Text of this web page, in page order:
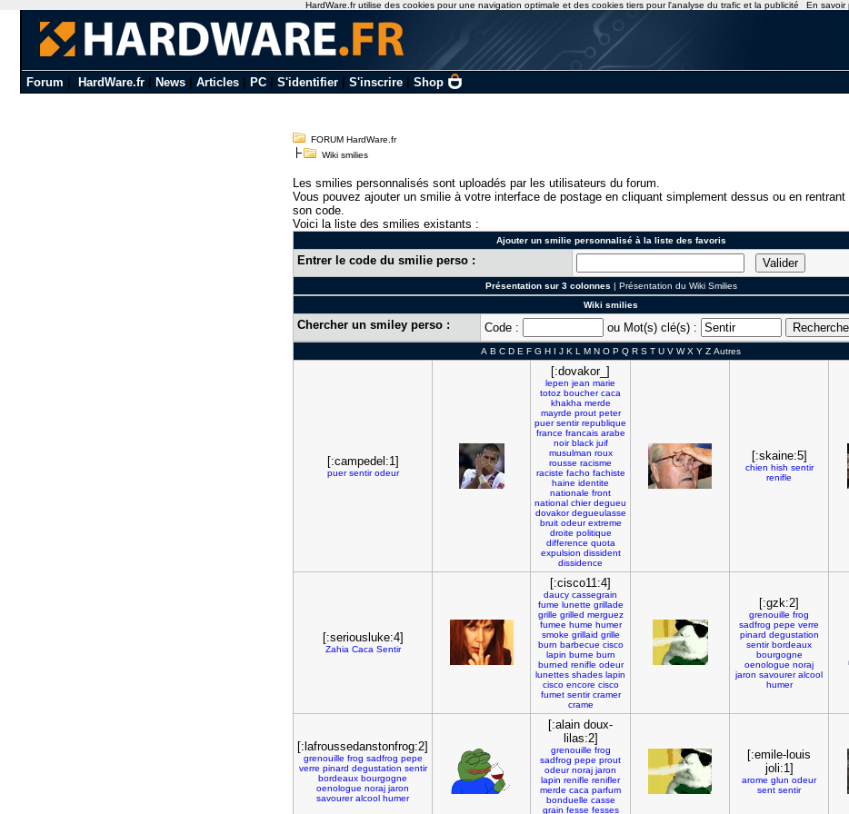
Forum HardWare.fr| News| Articles| PC| S'identifier| S'inscrire| Shop
FORUM HardWare.fr
Wiki smilies
Les smilies personnalisés sont uploadés par les utilisateurs du forum.
Vous pouvez ajouter un smilie à votre interface de postage en cliquant simplement dessus ou en rentrant
son code.
Voici la liste des smilies existants :
Ajouter un smilie personnalisé à la liste des favoris
Entrer le code du smilie perso :
Présentation sur 3 colonnes | Présentation du Wiki Smilies
Wiki smilies
Chercher un smiley perso : Code : ou Mot(s) clé(s) :
A B C D E F G H I J K L M N O P Q R S T U V W X Y Z Autres
[:campedel:1]
puer sentir odeur
[:dovakor_]
lepen jean marie
totoz boucher caca
khakha merde
mayrde prout peter
puer sentir republique
france francais arabe
noir black juif
musulman roux
rousse racisme
raciste facho fachiste
haine identite
nationale front
national chier degueu
dovakor degueulasse
bruit odeur extreme
droite politique
difference quota
expulsion dissident
dissidence
[:skaine:5]
chien hish sentir
renifle
[:seriousluke:4]
Zahia Caca Sentir
[:cisco11:4]
daucy cassegrain
fume lunette grillade
grille grilled merguez
fumee hume humer
smoke grillaid grille
burn barbecue cisco
lapin burne burn
burned renifle odeur
lunettes shades lapin
cisco encore cisco
fumet sentir cramer
crame
[:gzk:2]
grenouille frog
sadfrog pepe verre
pinard degustation
sentir bordeaux
bourgogne
oenologue noraj
jaron savourer alcool
humer
[:lafroussedanstonfrog:2]
grenouille frog sadfrog pepe
verre pinard degustation sentir
bordeaux bourgogne
oenologue noraj jaron
savourer alcool humer
[:alain doux-
lilas:2]
grenouille frog
sadfrog pepe prout
odeur noraj jaron
lapin renifle renifler
merde caca parfum
bonduelle casse
grain fesse fesses
[:emile-louis
joli:1]
arome glun odeur
sent sentir
HardWare.fr utilise des cookies pour une navigation optimale et des cookies tiers pour l'analyse du trafic et la publicité En savoir